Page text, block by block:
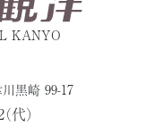
KANYO
黒崎 99-17
代）